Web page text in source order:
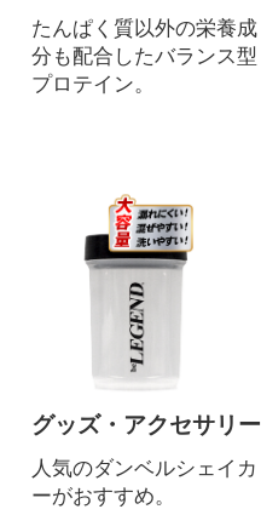
たんぱく質以外の栄養成
分も配合したバランス型
プロテイン。
グッズ・アクセサリー
人気のダンベルシェイカ
ーがおすすめ。